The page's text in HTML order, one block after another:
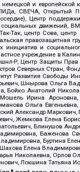
и европейской
СВЕЧА, Открытый
Центр
социальных
Так, центр Сова,
правозащитная
инициатив и
учреждение в
Р, Центр Защиты
Северных Стран,
Развития Свободы
Шнырова Ольга
Анатолий
Ирина
Ольга
Александр
Жемкова Елена
Блинушов
Баженова
Буртина
Елена
Николаевна, Орлов
Локшина Татьяна